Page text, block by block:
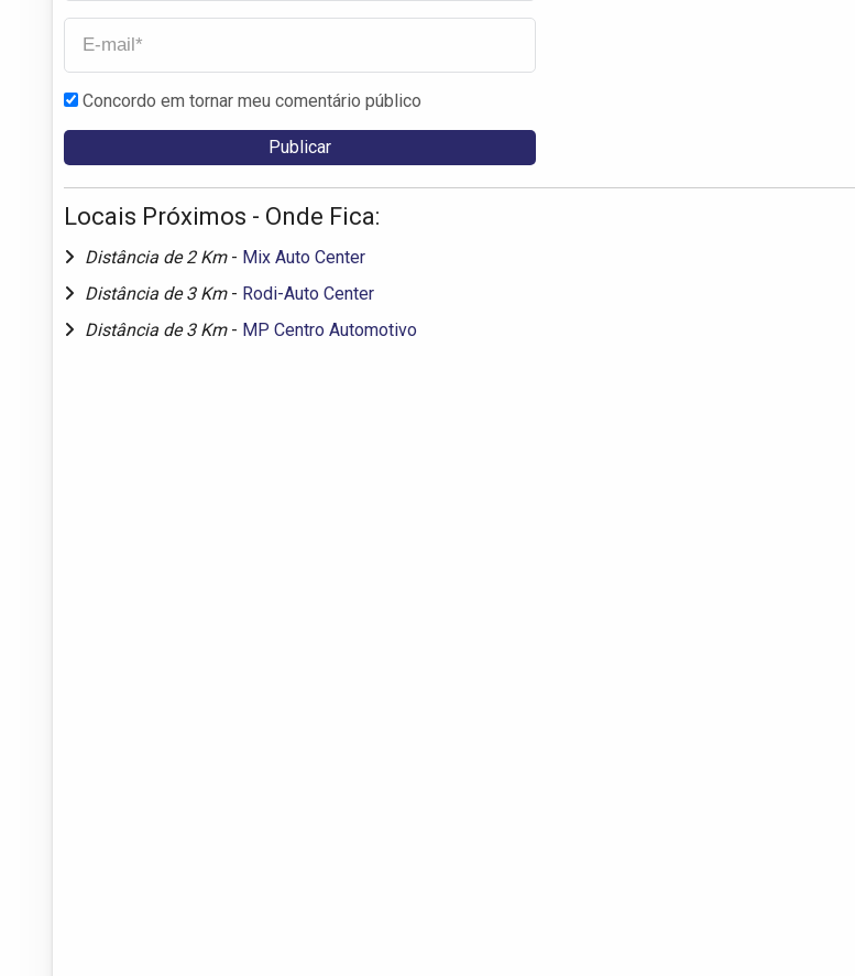
Concordo em tornar meu comentário público
Locais Próximos - Onde Fica:
Distância de 2 Km - Mix Auto Center
Distância de 3 Km - Rodi-Auto Center
Distância de 3 Km - MP Centro Automotivo